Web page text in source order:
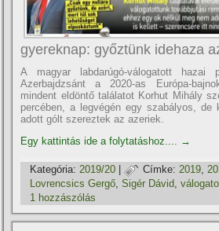
gyereknap: győztünk idehaza
A magyar labdarúgó-válogatott hazai
Azerbajdzsánt a 2020-as Európa-
mindent eldöntő találatot Korhut Mihály
percében, a legvégén egy szabályos, de
adott gólt szereztek az azeriek.
Egy kattintás ide a folytatáshoz.... →
Kategória: 2019/20 | Címke: 2019,
Lovrencsics Gergő,Sigér Dávid,
1 hozzászólás